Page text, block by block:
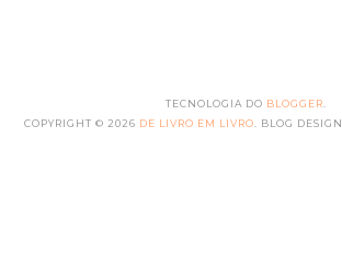
TECNOLOGIA DO BLOGGER.
COPYRIGHT © 2026 DE LIVRO EM LIVRO. BLOG